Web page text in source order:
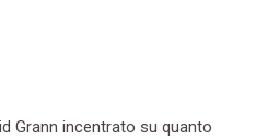
Grann incentrato su quanto